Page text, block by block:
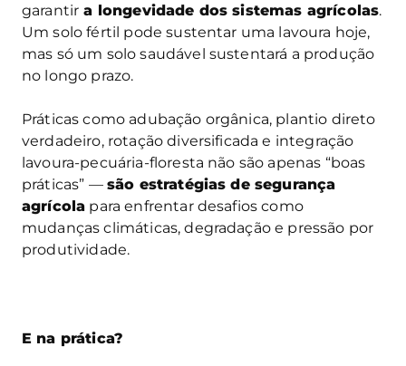
garantir a longevidade dos sistemas agrícolas.
Um solo fértil pode sustentar uma lavoura hoje,
mas só um solo saudável sustentará a produção
no longo prazo.
Práticas como adubação orgânica, plantio direto
verdadeiro, rotação diversificada e integração
lavoura-pecuária-floresta não são apenas “boas
práticas” — são estratégias de segurança
agrícola para enfrentar desafios como
mudanças climáticas, degradação e pressão por
produtividade.
E na prática?